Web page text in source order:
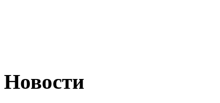
Новости